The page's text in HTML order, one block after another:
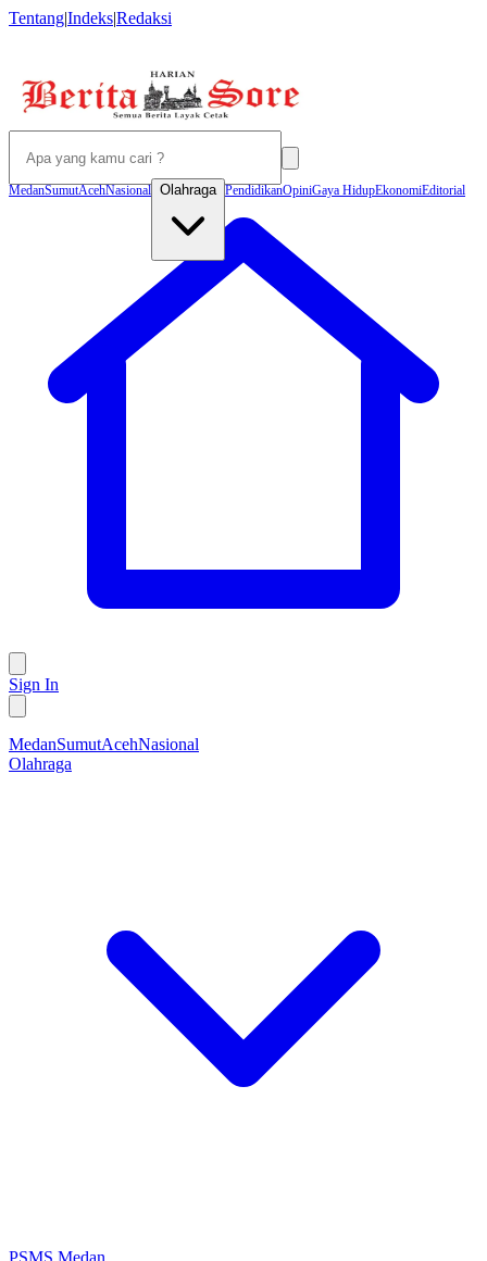
Tentang|Indeks|Redaksi
MedanSumutAcehNasional Olahraga PendidikanOpiniGaya HidupEkonomiEditorial
Sign In
MedanSumutAcehNasional
Olahraga
PSMS Medan